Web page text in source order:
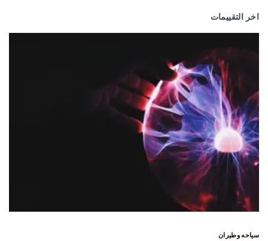
اخر التقييمات
سياحه وطيران